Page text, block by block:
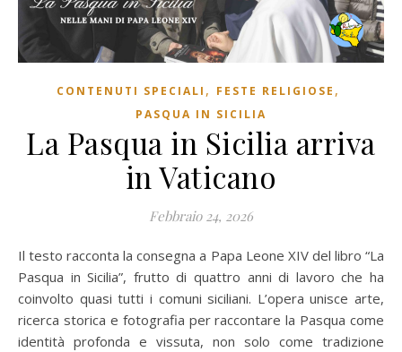
CONTENUTI SPECIALI , FESTE RELIGIOSE ,
PASQUA IN SICILIA
La Pasqua in Sicilia arriva
in Vaticano
Febbraio 24, 2026
Il testo racconta la consegna a Papa Leone XIV del libro “La
Pasqua in Sicilia”, frutto di quattro anni di lavoro che ha
coinvolto quasi tutti i comuni siciliani. L’opera unisce arte,
ricerca storica e fotografia per raccontare la Pasqua come
identità profonda e vissuta, non solo come tradizione